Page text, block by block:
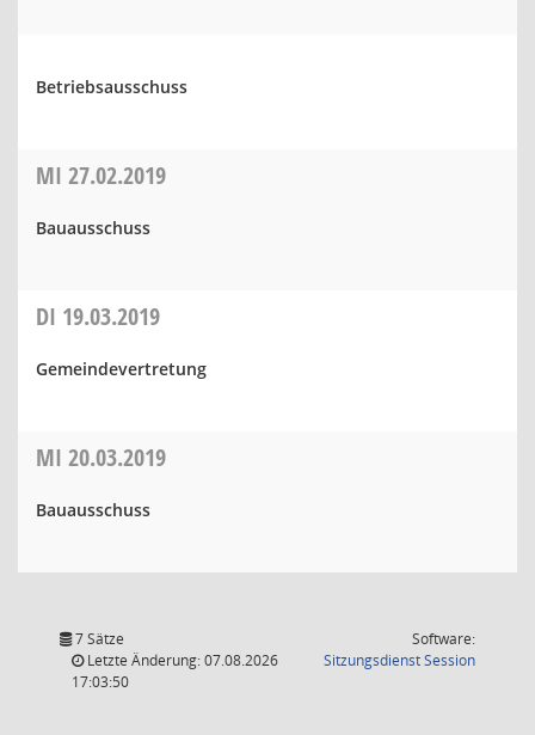
Betriebsausschuss
MI 27.02.2019
Bauausschuss
DI 19.03.2019
Gemeindevertretung
MI 20.03.2019
Bauausschuss
7 Sätze
Letzte Änderung: 07.08.2026
17:03:50
Software:
SitzungsdienstSession(Wird in